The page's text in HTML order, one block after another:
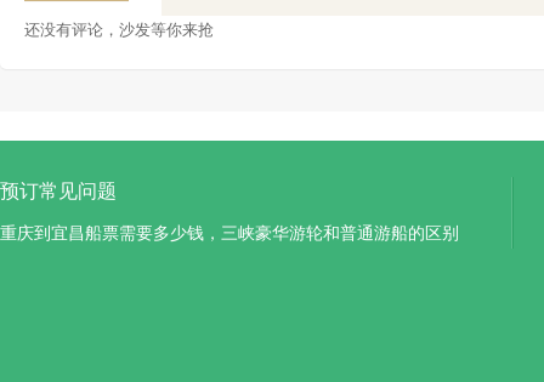
还没有评论，沙发等你来抢
预订常见问题
重庆到宜昌船票需要多少钱，三峡豪华游轮和普通游船的区别